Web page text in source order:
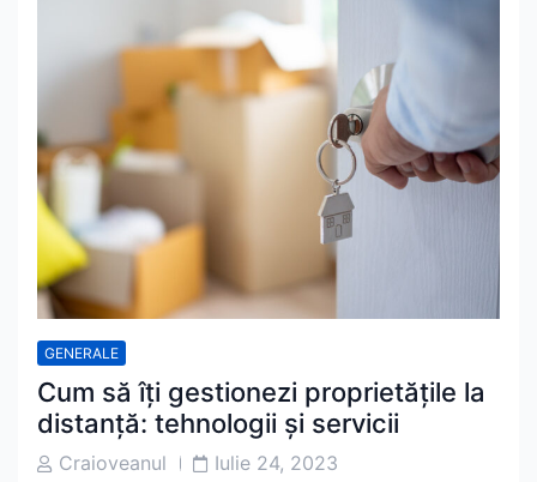
GENERALE
Cum să îți gestionezi proprietățile la
distanță: tehnologii și servicii
PostCraioveanul
PostIulie 24, 2023